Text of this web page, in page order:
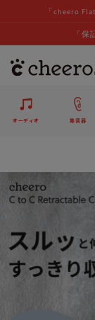
「cheero
「
オーディオ 集音器